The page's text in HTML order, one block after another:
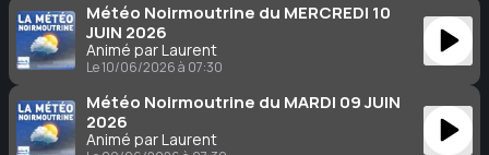
Météo Noirmoutrine du MERCREDI 10
JUIN 2026
Animé par Laurent
Le 10/06/2026 à 07:30
Météo Noirmoutrine du MARDI 09 JUIN
2026
Animé par Laurent